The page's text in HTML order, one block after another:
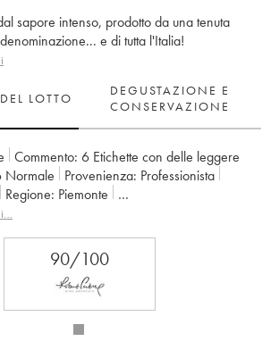
sapore intenso, prodotto da una tenuta
e di tutta l'Italia!
LOTTO
DEGUSTAZIONE E
CONSERVAZIONE
Commento: 6 Etichette con delle leggere
Normale Provenienza:
professionista
Regione:
Piemonte
DOCG
90/100